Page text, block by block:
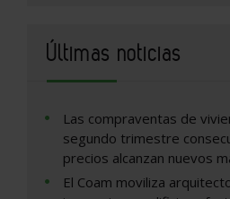
Últimas noticias
Las compraventas de
segundo trimestre
precios alcanzan nuevos
El Coam moviliza